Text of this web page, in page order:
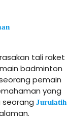
tali raket
badminton
pemain
yang
seorangJurulatih